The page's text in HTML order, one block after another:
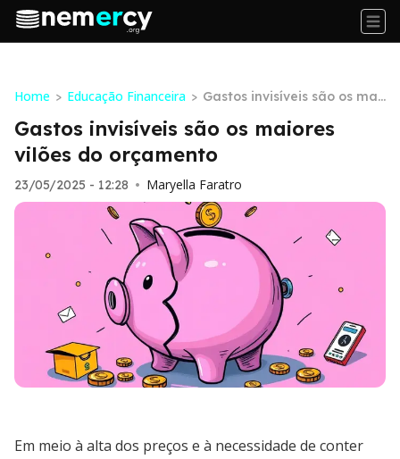
Home > Educação Financeira > Gastos invisíveis são os mai
ores vilões do orçamento
Gastos invisíveis são os maiores
vilões do orçamento
23/05/2025 - 12:28 • Maryella Faratro
Em meio à alta dos preços e à necessidade de conter